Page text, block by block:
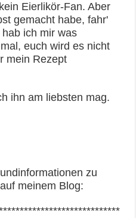
Eierlikör-Fan. Aber
gemacht habe, fahr'
ich mir was
euch wird es nicht
mein Rezept
ihn am liebsten mag.
zu
meinem Blog: